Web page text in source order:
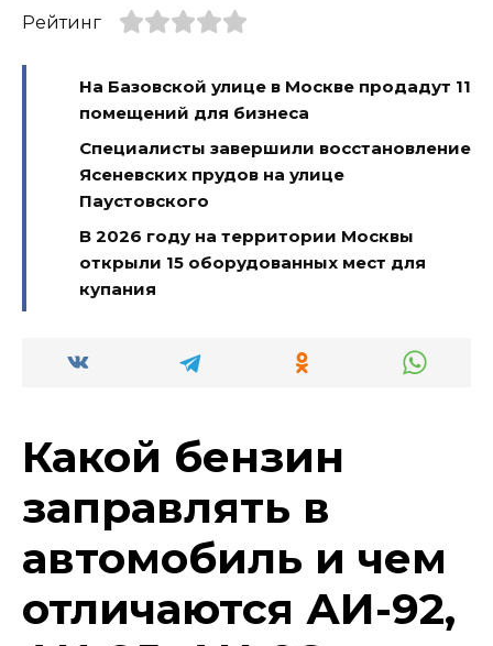
Рейтинг
На Базовской улице в Москве продадут 11
помещений для бизнеса
Специалисты завершили восстановление
Ясеневских прудов на улице
Паустовского
В 2026 году на территории Москвы
открыли 15 оборудованных мест для
купания
Какой бензин
заправлять в
автомобиль и чем
отличаются АИ-92,